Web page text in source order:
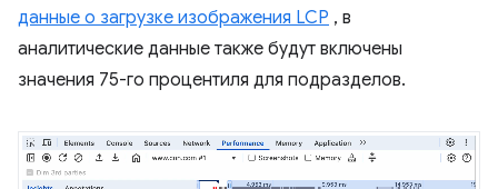
данные о загрузке изображения LCP , в
аналитические данные также будут включены
значения 75-го процентиля для подразделов.